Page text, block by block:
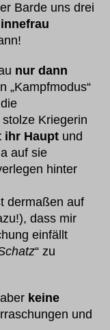
Barde uns drei
nur dann
„Kampfmodus“
Kriegerin
ihr Haupt und
auf sie
hinter
dermaßen auf
dass mir
einfällt
“ zu
keine
und